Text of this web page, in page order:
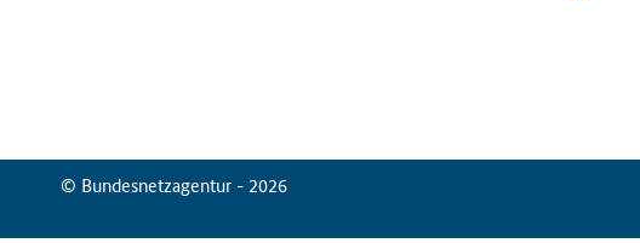
© Bundesnetzagentur - 2026